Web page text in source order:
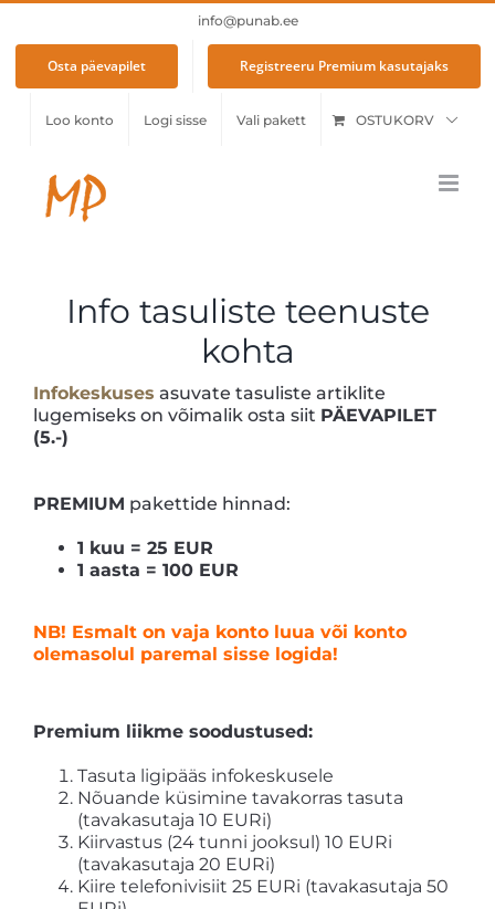
Skip
content
info@punab.ee
Osta päevapilet Registreeru Premium kasutajaks
Loo konto Logi sisse Vali pakett OSTUKORV
Info tasuliste teenuste
kohta
Infokeskuses asuvate tasuliste artiklite
lugemiseks on võimalik osta siit PÄEVAPILET
(5.-)
PREMIUM pakettide hinnad:
1 kuu = 25 EUR
1 aasta = 100 EUR
NB! Esmalt on vaja konto luua või konto
olemasolul paremal sisse logida!
Premium liikme soodustused:
Tasuta ligipääs infokeskusele
Nõuande küsimine tavakorras tasuta
(tavakasutaja 10 EURi)
Kiirvastus (24 tunni jooksul) 10 EURi
(tavakasutaja 20 EURi)
Kiire telefonivisiit 25 EURi (tavakasutaja 50